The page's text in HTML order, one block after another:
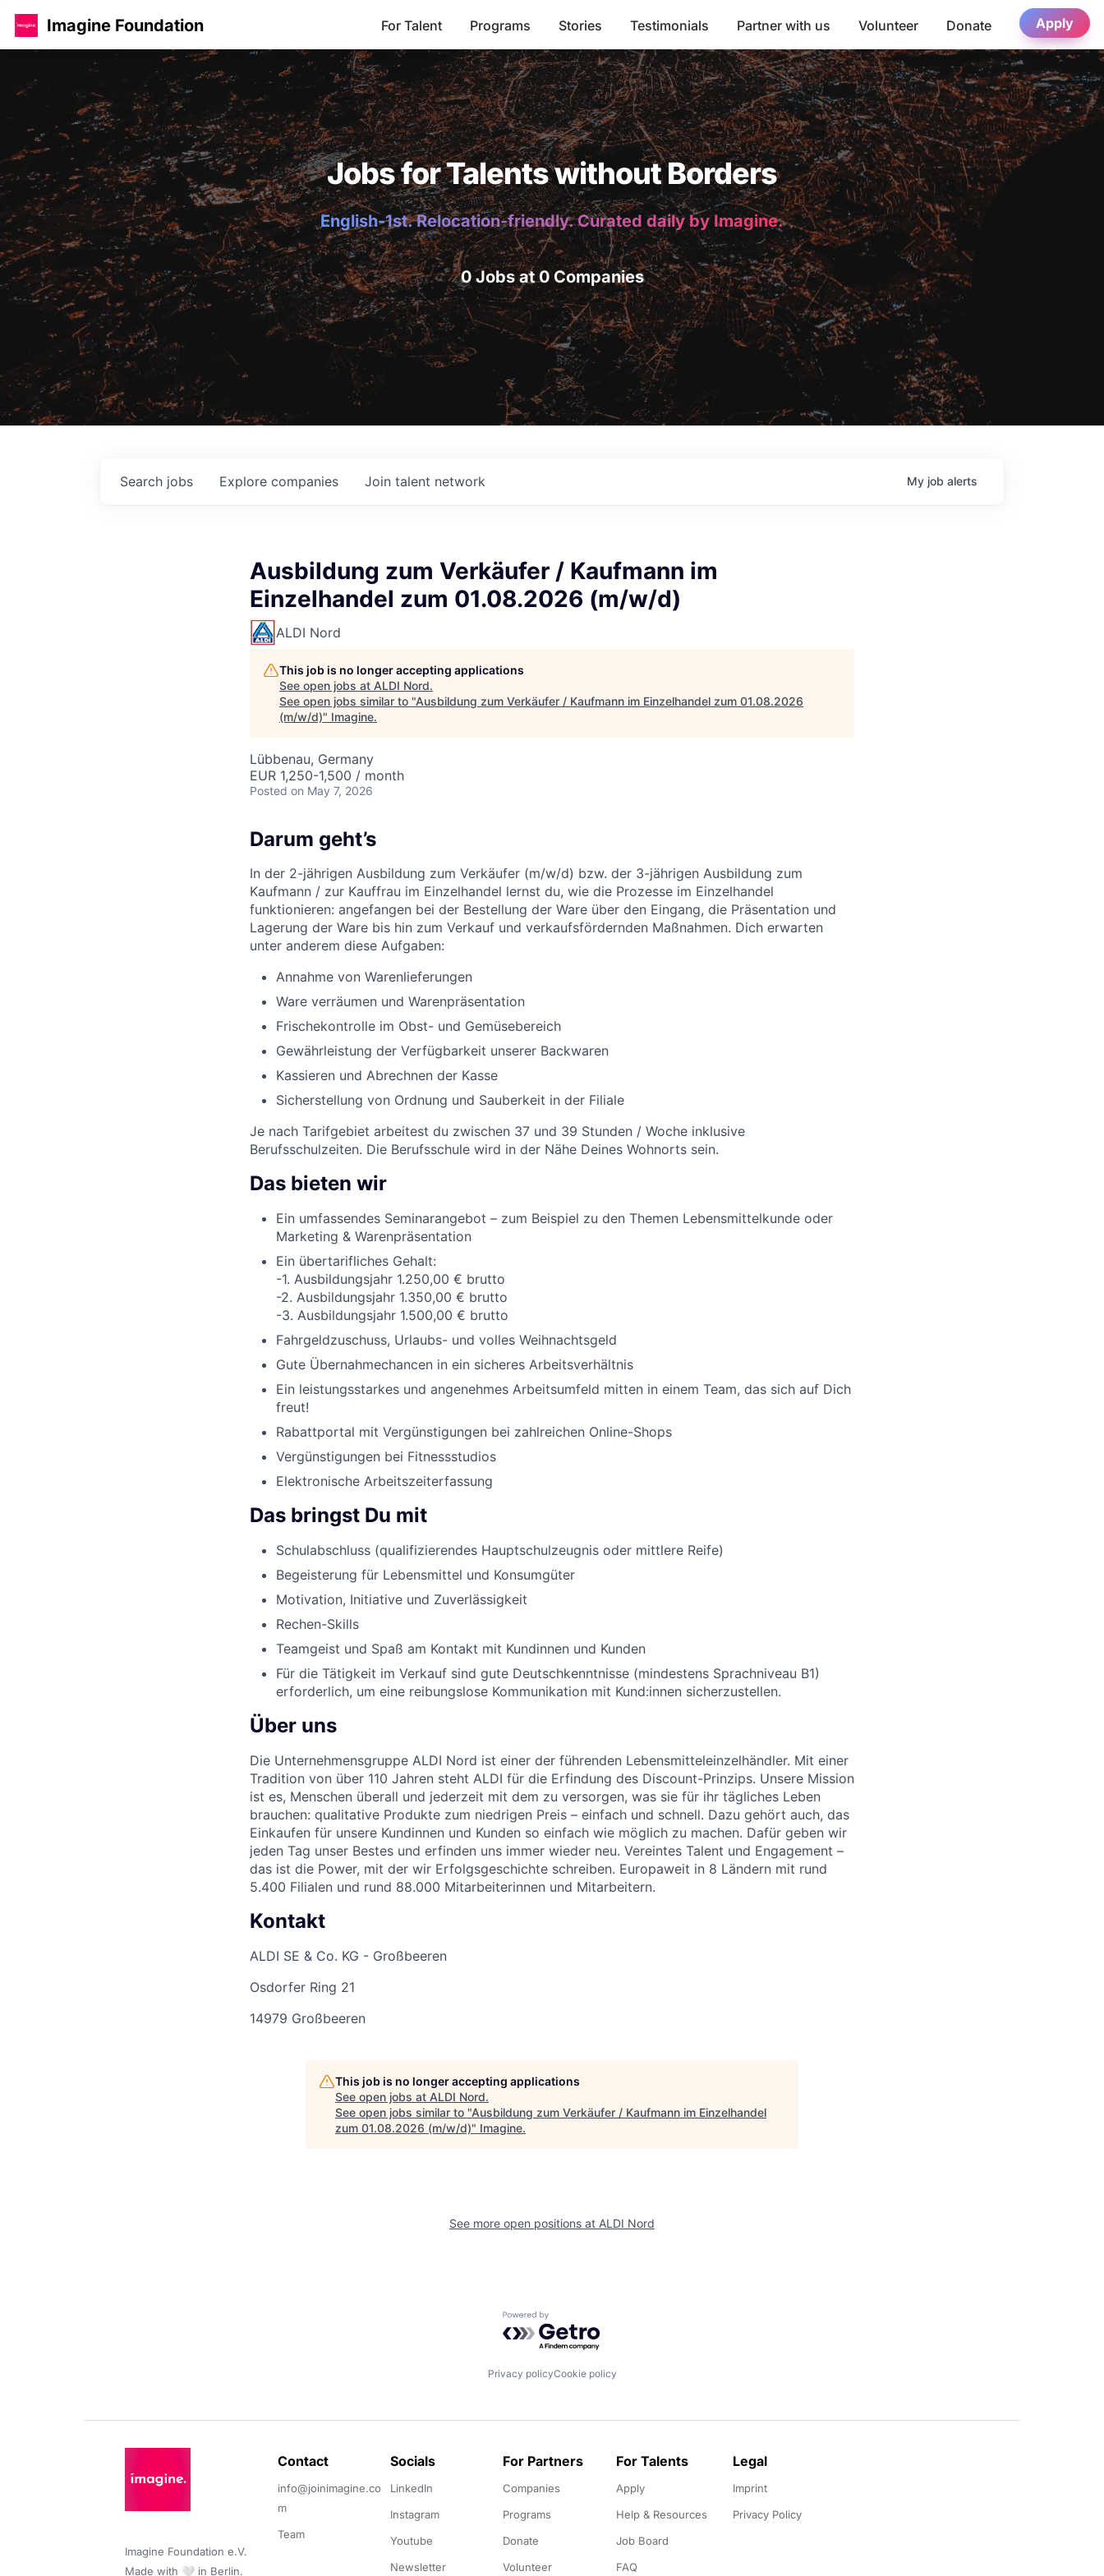
Imagine Foundation For Talent Programs Stories Testimonials Partner with us Volunteer Donate Apply
Jobs for Talents without Borders
English-1st. Relocation-friendly. Curated daily by Imagine.
0 Jobs at 0 Companies
Search jobs Explore companies Join talent network My job alerts
Ausbildung zum Verkäufer / Kaufmann im
Einzelhandel zum 01.08.2026 (m/w/d)
ALDI Nord
This job is no longer accepting applications
See open jobs at ALDI Nord.
See open jobs similar to "Ausbildung zum Verkäufer / Kaufmann im Einzelhandel zum 01.08.2026
(m/w/d)" Imagine.
Lübbenau, Germany
EUR 1,250-1,500 / month
Posted on May 7, 2026
Darum geht’s
In der 2-jährigen Ausbildung zum Verkäufer (m/w/d) bzw. der 3-jährigen Ausbildung zum
Kaufmann / zur Kauffrau im Einzelhandel lernst du, wie die Prozesse im Einzelhandel
funktionieren: angefangen bei der Bestellung der Ware über den Eingang, die Präsentation und
Lagerung der Ware bis hin zum Verkauf und verkaufsfördernden Maßnahmen. Dich erwarten
unter anderem diese Aufgaben:
Annahme von Warenlieferungen
Ware verräumen und Warenpräsentation
Frischekontrolle im Obst- und Gemüsebereich
Gewährleistung der Verfügbarkeit unserer Backwaren
Kassieren und Abrechnen der Kasse
Sicherstellung von Ordnung und Sauberkeit in der Filiale
Je nach Tarifgebiet arbeitest du zwischen 37 und 39 Stunden / Woche inklusive
Berufsschulzeiten. Die Berufsschule wird in der Nähe Deines Wohnorts sein.
Das bieten wir
Ein umfassendes Seminarangebot – zum Beispiel zu den Themen Lebensmittelkunde oder
Marketing & Warenpräsentation
Ein übertarifliches Gehalt:
-1. Ausbildungsjahr 1.250,00 € brutto
-2. Ausbildungsjahr 1.350,00 € brutto
-3. Ausbildungsjahr 1.500,00 € brutto
Fahrgeldzuschuss, Urlaubs- und volles Weihnachtsgeld
Gute Übernahmechancen in ein sicheres Arbeitsverhältnis
Ein leistungsstarkes und angenehmes Arbeitsumfeld mitten in einem Team, das sich auf Dich
freut!
Rabattportal mit Vergünstigungen bei zahlreichen Online-Shops
Vergünstigungen bei Fitnessstudios
Elektronische Arbeitszeiterfassung
Das bringst Du mit
Schulabschluss (qualifizierendes Hauptschulzeugnis oder mittlere Reife)
Begeisterung für Lebensmittel und Konsumgüter
Motivation, Initiative und Zuverlässigkeit
Rechen-Skills
Teamgeist und Spaß am Kontakt mit Kundinnen und Kunden
Für die Tätigkeit im Verkauf sind gute Deutschkenntnisse (mindestens Sprachniveau B1)
erforderlich, um eine reibungslose Kommunikation mit Kund:innen sicherzustellen.
Über uns
Die Unternehmensgruppe ALDI Nord ist einer der führenden Lebensmitteleinzelhändler. Mit einer
Tradition von über 110 Jahren steht ALDI für die Erfindung des Discount-Prinzips. Unsere Mission
ist es, Menschen überall und jederzeit mit dem zu versorgen, was sie für ihr tägliches Leben
brauchen: qualitative Produkte zum niedrigen Preis – einfach und schnell. Dazu gehört auch, das
Einkaufen für unsere Kundinnen und Kunden so einfach wie möglich zu machen. Dafür geben wir
jeden Tag unser Bestes und erfinden uns immer wieder neu. Vereintes Talent und Engagement –
das ist die Power, mit der wir Erfolgsgeschichte schreiben. Europaweit in 8 Ländern mit rund
5.400 Filialen und rund 88.000 Mitarbeiterinnen und Mitarbeitern.
Kontakt
ALDI SE & Co. KG - Großbeeren
Osdorfer Ring 21
14979 Großbeeren
This job is no longer accepting applications
See open jobs at ALDI Nord.
See open jobs similar to "Ausbildung zum Verkäufer / Kaufmann im Einzelhandel
zum 01.08.2026 (m/w/d)" Imagine.
See more open positions at ALDI Nord
Powered by Getro.com
Privacy policyCookie policy
Imagine Foundation e.V.
Made with 🤍 in Berlin.
Contact
info@joinimagine.co
m
Team
Socials
LinkedIn
Instagram
Youtube
Newsletter
For Partners
Companies
Programs
Donate
Volunteer
For Talents
Apply
Help & Resources
Job Board
FAQ
Legal
Imprint
Privacy Policy